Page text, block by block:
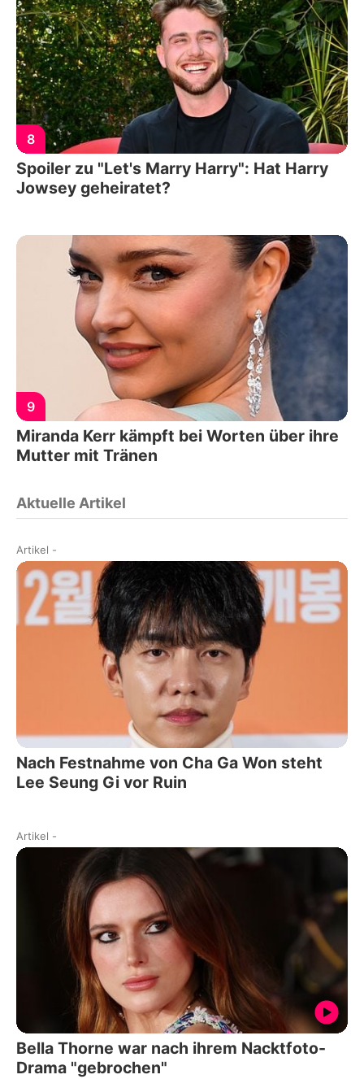
8
Spoiler zu "Let's Marry Harry": Hat Harry
Jowsey geheiratet?
9
Miranda Kerr kämpft bei Worten über ihre
Mutter mit Tränen
Aktuelle Artikel
Artikel -
Nach Festnahme von Cha Ga Won steht
Lee Seung Gi vor Ruin
Artikel -
Bella Thorne war nach ihrem Nacktfoto-
Drama "gebrochen"